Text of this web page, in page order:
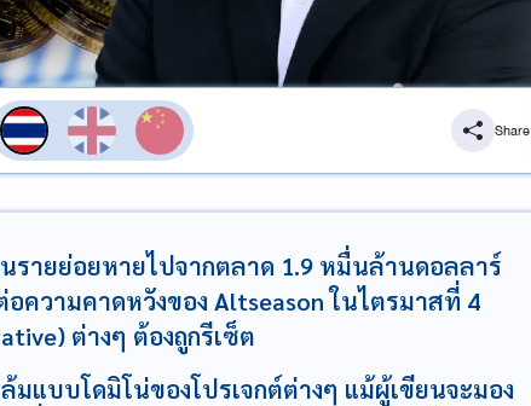
Share
รายย่อยหายไปจากตลาด 1.9 หมื่นล้านดอลลาร์
ความคาดหวังของ Altseason ในไตรมาสที่ 4
ต่างๆ ต้องถูกรีเซ็ต
ล้มแบบโดมิโน่ของโปรเจกต์ต่างๆ แม้ผู้เขียนจะมอง